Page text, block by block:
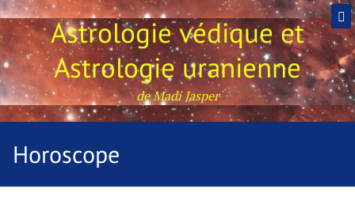
Astrologie védique et
Astrologie uranienne
de Madi Jasper
Horoscope